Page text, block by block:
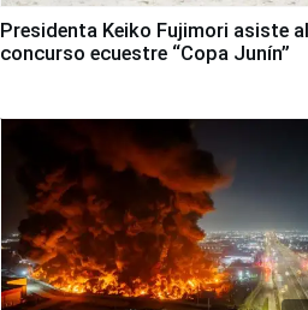
Presidenta Keiko Fujimori asiste al
concurso ecuestre “Copa Junín”